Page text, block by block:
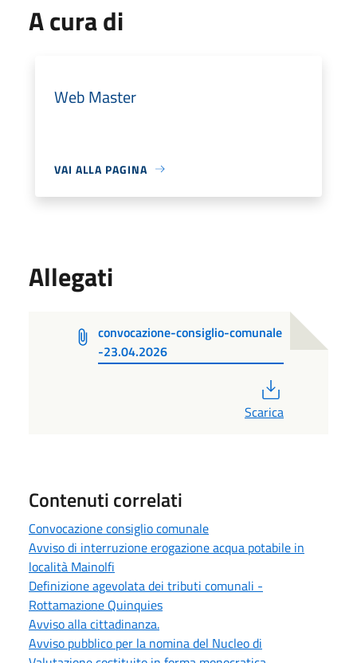
A cura di
Web Master
VAI ALLA PAGINA
Allegati
convocazione-consiglio-comunale
-23.04.2026
Scarica
Contenuti correlati
Convocazione consiglio comunale
Avviso di interruzione erogazione acqua potabile in
località Mainolfi
Definizione agevolata dei tributi comunali -
Rottamazione Quinquies
Avviso alla cittadinanza.
Avviso pubblico per la nomina del Nucleo di